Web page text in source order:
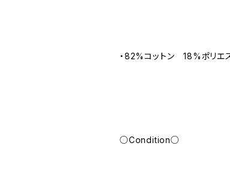
・82%コットン 18%ポリエ
○Condition○